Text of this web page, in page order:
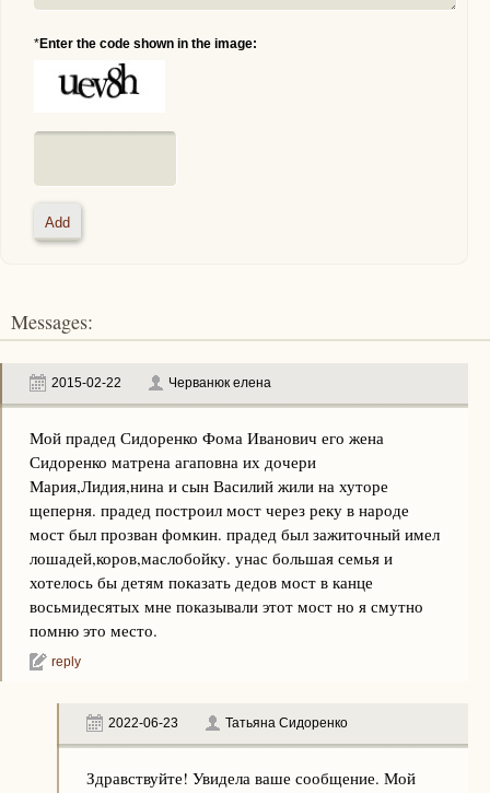
*Enter the code shown in the image:
Messages:
2015-02-22 Черванюк елена
Мой прадед Сидоренко Фома Иванович его жена
Сидоренко матрена агаповна их дочери
Мария,Лидия,нина и сын Василий жили на хуторе
щеперня. прадед построил мост через реку в народе
мост был прозван фомкин. прадед был зажиточный имел
лошадей,коров,маслобойку. унас большая семья и
хотелось бы детям показать дедов мост в канце
восьмидесятых мне показывали этот мост но я смутно
помню это место.
reply
2022-06-23 Татьяна Сидоренко
Здравствуйте! Увидела ваше сообщение. Мой